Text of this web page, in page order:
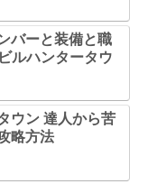
バーと装備と職
ルハンタータウ
ウン 達人から苦
略方法